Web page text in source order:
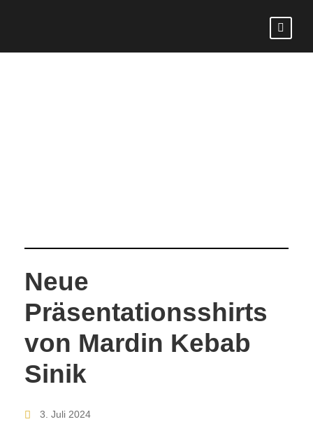
Neue
Präsentationsshirts
von Mardin Kebab
Sinik
3. Juli 2024